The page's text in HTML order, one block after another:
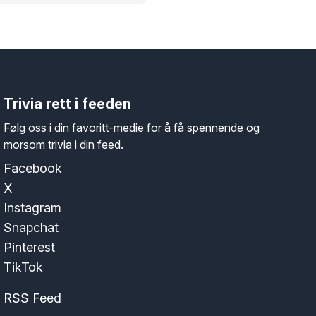
Trivia rett i feeden
Følg oss i din favoritt-medie for å få spennende og
morsom trivia i din feed.
Facebook
X
Instagram
Snapchat
Pinterest
TikTok
RSS Feed